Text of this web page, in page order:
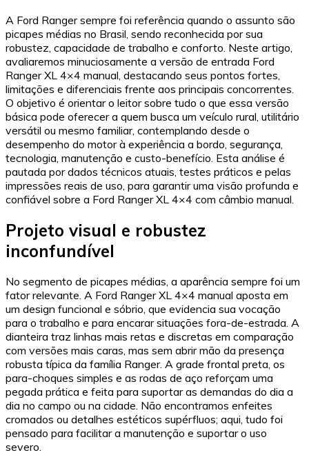
A Ford Ranger sempre foi referência quando o assunto são
picapes médias no Brasil, sendo reconhecida por sua
robustez, capacidade de trabalho e conforto. Neste artigo,
avaliaremos minuciosamente a versão de entrada Ford
Ranger XL 4×4 manual, destacando seus pontos fortes,
limitações e diferenciais frente aos principais concorrentes.
O objetivo é orientar o leitor sobre tudo o que essa versão
básica pode oferecer a quem busca um veículo rural, utilitário
versátil ou mesmo familiar, contemplando desde o
desempenho do motor à experiência a bordo, segurança,
tecnologia, manutenção e custo-benefício. Esta análise é
pautada por dados técnicos atuais, testes práticos e pelas
impressões reais de uso, para garantir uma visão profunda e
confiável sobre a Ford Ranger XL 4×4 com câmbio manual.
Projeto visual e robustez
inconfundível
No segmento de picapes médias, a aparência sempre foi um
fator relevante. A Ford Ranger XL 4×4 manual aposta em
um design funcional e sóbrio, que evidencia sua vocação
para o trabalho e para encarar situações fora-de-estrada. A
dianteira traz linhas mais retas e discretas em comparação
com versões mais caras, mas sem abrir mão da presença
robusta típica da família Ranger. A grade frontal preta, os
para-choques simples e as rodas de aço reforçam uma
pegada prática e feita para suportar as demandas do dia a
dia no campo ou na cidade. Não encontramos enfeites
cromados ou detalhes estéticos supérfluos; aqui, tudo foi
pensado para facilitar a manutenção e suportar o uso
severo.